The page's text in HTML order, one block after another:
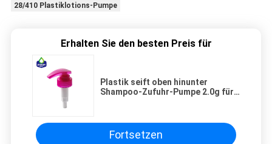
28/410 Plastiklotions-Pumpe
Erhalten Sie den besten Preis für
Plastik seift oben hinunter
Shampoo-Zufuhr-Pumpe 2.0g für
Fortsetzen